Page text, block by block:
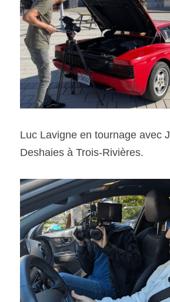
Luc Lavigne en tournage avec
Deshaies à Trois-Rivières.